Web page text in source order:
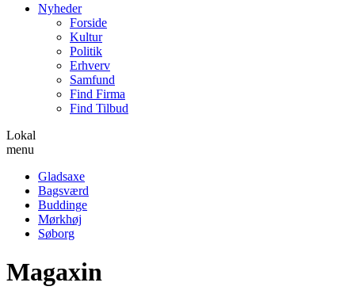
Nyheder
Forside
Kultur
Politik
Erhverv
Samfund
Find Firma
Find Tilbud
Lokal
menu
Gladsaxe
Bagsværd
Buddinge
Mørkhøj
Søborg
Magaxin